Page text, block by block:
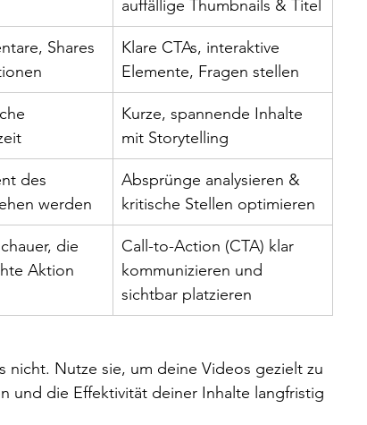
auffällige Thumbnails & Titel
Shares
Klare CTAs, interaktive
Elemente, Fragen stellen
Kurze, spannende Inhalte
mit Storytelling
des
werden
Absprünge analysieren &
kritische Stellen optimieren
die
Aktion
Call-to-Action (CTA) klar
kommunizieren und
sichtbar platzieren
nicht. Nutze sie, um deine Videos gezielt zu
und die Effektivität deiner Inhalte langfristig